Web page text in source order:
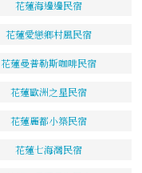
花蓮海邊邊民宿
花蓮愛戀鄉村風民宿
花蓮曼普勒斯咖啡民宿
花蓮歐洲之星民宿
花蓮麗都小築民宿
花蓮七海灣民宿